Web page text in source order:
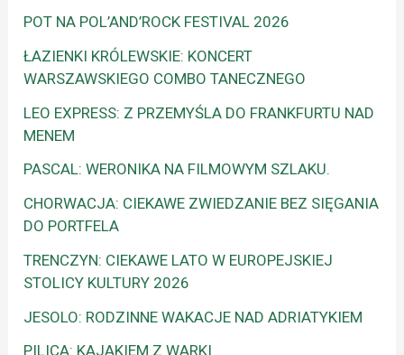
POT NA POL’AND’ROCK FESTIVAL 2026
ŁAZIENKI KRÓLEWSKIE: KONCERT
WARSZAWSKIEGO COMBO TANECZNEGO
LEO EXPRESS: Z PRZEMYŚLA DO FRANKFURTU NAD
MENEM
PASCAL: WERONIKA NA FILMOWYM SZLAKU.
CHORWACJA: CIEKAWE ZWIEDZANIE BEZ SIĘGANIA
DO PORTFELA
TRENCZYN: CIEKAWE LATO W EUROPEJSKIEJ
STOLICY KULTURY 2026
JESOLO: RODZINNE WAKACJE NAD ADRIATYKIEM
PILICA: KAJAKIEM Z WARKI